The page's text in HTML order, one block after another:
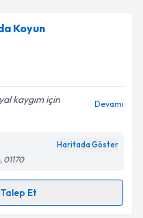
Koyun
kaygım için
Devamı
Haritada Göster
01170
Et